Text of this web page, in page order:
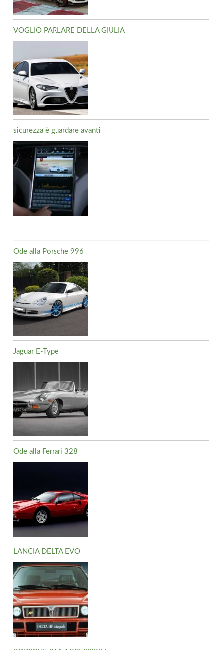
VOGLIO PARLARE DELLA GIULIA
sicurezza è guardare avanti
Ode alla Porsche 996
Jaguar E-Type
Ode alla Ferrari 328
LANCIA DELTA EVO